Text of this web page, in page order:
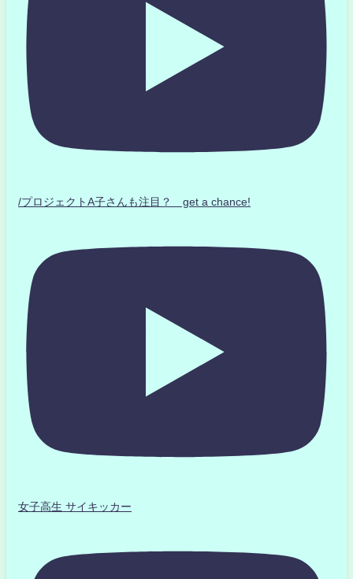
/プロジェクトA子さんも注目？ get a chance!
女子高生 サイキッカー